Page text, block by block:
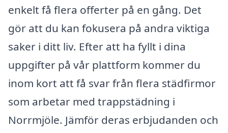
enkelt få flera offerter på en gång. Det
gör att du kan fokusera på andra viktiga
saker i ditt liv. Efter att ha fyllt i dina
uppgifter på vår plattform kommer du
inom kort att få svar från flera städfirmor
som arbetar med trappstädning i
Norrmjöle. Jämför deras erbjudanden och